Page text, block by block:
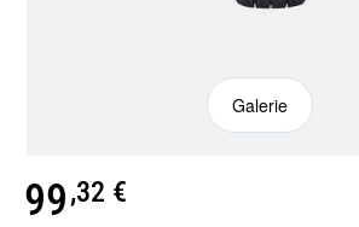
Galerie
öffnen
Galerie
99,32 €